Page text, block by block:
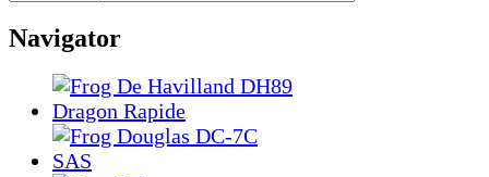
Navigator